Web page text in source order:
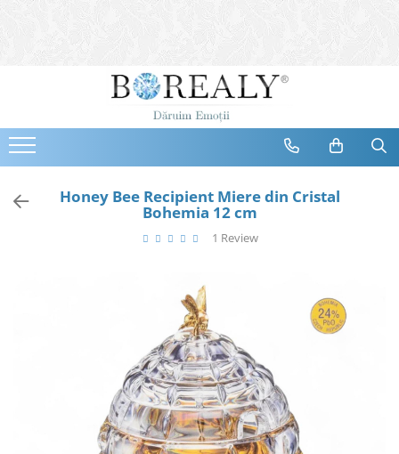
Bijuterii
Cercei
Bratari
Coliere
Honey Bee Recipient Miere din Cristal
Bohemia 12 cm
1 Review